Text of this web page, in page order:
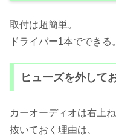
取付は超簡単。
ドライバー1本でできる。
ヒューズを外して
カーオーディオは右上ね
抜いておく理由は、